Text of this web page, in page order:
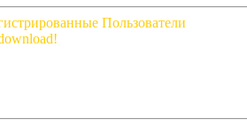
Пользователи